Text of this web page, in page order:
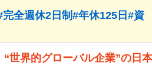
全週休2日制#年休125日#資
世界的グローバル企業”の日